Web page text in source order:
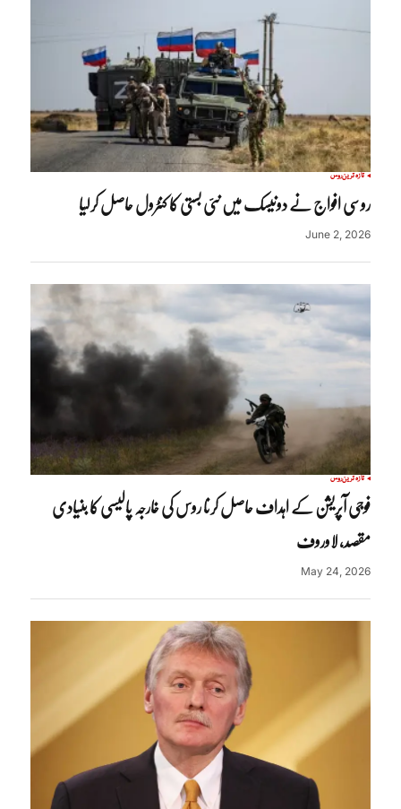
تازہ ترینروس
روسی افواج نے دونیسک میں نئی بستی کا کنٹرول حاصل کرلیا
June 2, 2026
تازہ ترینروس
فوجی آپریشن کے اہداف حاصل کرنا روس کی خارجہ پالیسی کا بنیادی
مقصد، لاوروف
May 24, 2026